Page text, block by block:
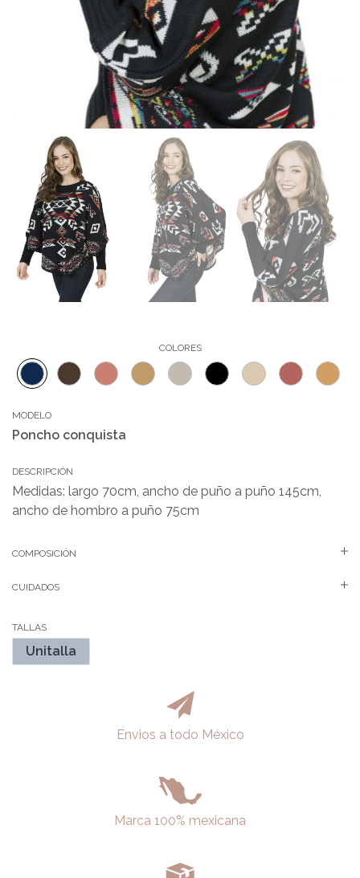
COLORES
MODELO
Poncho conquista
DESCRIPCIÓN
Medidas: largo 70cm, ancho de puño a puño 145cm,
ancho de hombro a puño 75cm
COMPOSICIÓN
CUIDADOS
TALLAS
Unitalla
Envios a todo México
Marca 100% mexicana